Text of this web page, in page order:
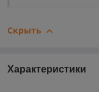
Скрыть
Характеристики